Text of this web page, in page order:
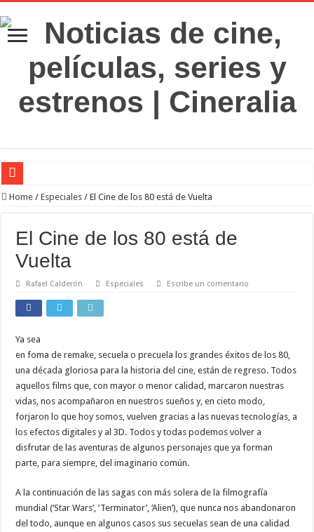
‘El Diablo se viste de Prada 2’. Desaparece la magia
‘La Asistenta’. Dúo perfecto
Crítica de Spider-Man: Brand new day. Un gran poder conlleva una gran película
‘Supergirl’. De 7’5 con fresquito
Home / Especiales / El Cine de los 80 está de Vuelta
El Cine de los 80 está de
Vuelta
Rafael Calderón Especiales Escribe un comentario
Ya sea
en foma de remake, secuela o precuela los grandes éxitos de los 80,
una década gloriosa para la historia del cine, están de regreso. Todos
aquellos films que, con mayor o menor calidad, marcaron nuestras
vidas, nos acompañaron en nuestros sueños y, en cieto modo,
forjaron lo que hoy somos, vuelven gracias a las nuevas tecnologías, a
los efectos digitales y al 3D. Todos y todas podemos volver a
disfrutar de las aventuras de algunos personajes que ya forman
parte, para siempre, del imaginario común.
A la continuación de las sagas con más solera de la filmografía
mundial (‘Star Wars’, ‘Terminator’, ‘Alien’), que nunca nos abandonaron
del todo, aunque en algunos casos sus secuelas sean de una calidad